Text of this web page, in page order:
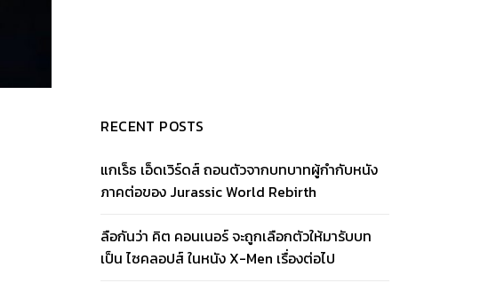
RECENT POSTS
แกเร็ธ เอ็ดเวิร์ดส์ ถอนตัวจากบทบาทผู้กำกับหนัง
ภาคต่อของ Jurassic World Rebirth
ลือกันว่า คิต คอนเนอร์ จะถูกเลือกตัวให้มารับบท
เป็น ไซคลอปส์ ในหนัง X-Men เรื่องต่อไป